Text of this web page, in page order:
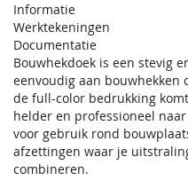
Informatie
Werktekeningen
Documentatie
Bouwhekdoek is een stevig
eenvoudig aan bouwhekken
de full-color bedrukking
helder en professioneel
voor gebruik rond
afzettingen waar je
combineren.